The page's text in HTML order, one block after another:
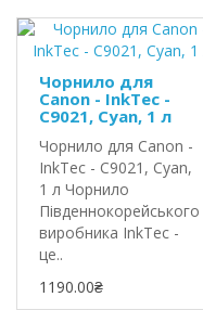
Чорнило для
Canon - InkTec -
C9021, Cyan, 1 л
Чорнило для Canon -
InkTec - C9021, Cyan,
1 л Чорнило
Південнокорейського
виробника InkTec -
це..
1190.00₴